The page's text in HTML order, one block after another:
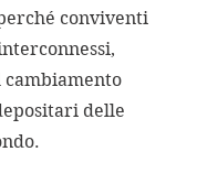
conviventi
delle